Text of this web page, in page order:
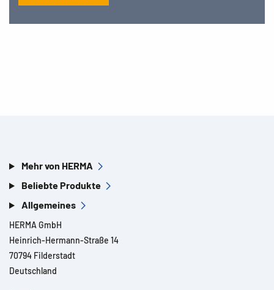
Mehr von HERMA
Beliebte Produkte
Allgemeines
HERMA GmbH
Heinrich-Hermann-Straße 14
70794 Filderstadt
Deutschland